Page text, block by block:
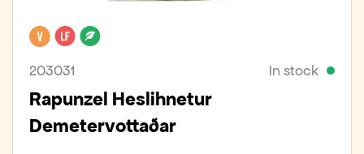
VeganLactose free
203031 In stock
Rapunzel Heslihnetur
Demetervottaðar